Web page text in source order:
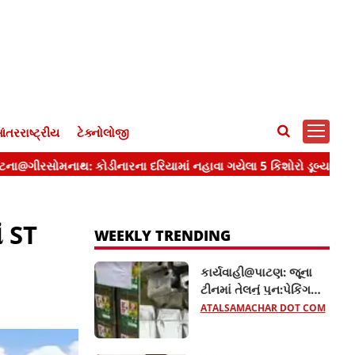
ટેક્નોલોજી
WEEKLY TRENDING
કાર્યવાહી@પાટણ: જૂના
ટીનમાં તેલનું પુન:પેકિંગ
કરતી 2 પેઢીઓ ઝડપાઈ,
ATALSAMACHAR DOT COM